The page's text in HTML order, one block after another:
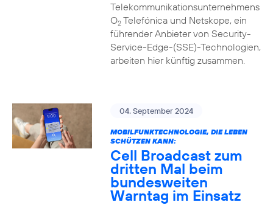
Telekommunikationsunternehmens
O2Telefónica und Netskope, ein
führender Anbieter von Security-
Service-Edge-(SSE)-Technologien,
arbeiten hier künftig zusammen.
04. September 2024
MOBILFUNKTECHNOLOGIE, DIE LEBEN
SCHÜTZEN KANN:
Cell Broadcast zum
dritten Mal beim
bundesweiten
Warntag im Einsatz